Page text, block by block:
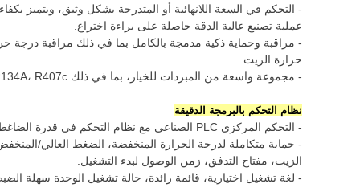
- التحكم في السعة اللانهائية أو المتدرجة بشكل وثيق، ويتميز
عملية تصنيع عالية الدقة حاصلة على براءة اختراع.
- مراقبة وحماية ذكية مدمجة بالكامل بما في ذلك مراقبة درجة
حرارة الزيت.
- مجموعة واسعة من المبردات للخيار، بما في ذلك R134A، R407c وR22 (R404A، R507c عند الطلب).
نظام التحكم بالبرمجة الدقيقة
- التحكم المركزي PLC الصناعي مع نظام التحكم في قدرة الضاغط، ومراقبة دقيقة.
- حماية متكاملة لدرجة الحرارة المنخفضة، الضغط العالي/
الزيت، مفتاح التدفق، زمن الوصول لبدء التشغيل.
- لغة تشغيل اختيارية، قائمة رائدة، حالة تشغيل الوحدة سهلة